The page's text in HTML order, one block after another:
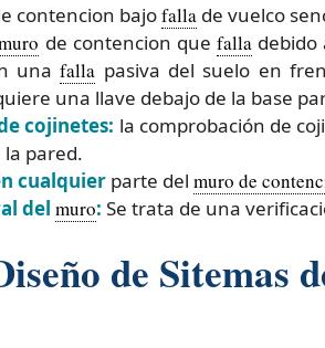
contencion bajofalla de vuelco
de contencion que falla
unafalla pasiva del suelo en
una llave debajo de la base
cojinetes: la comprobación de
pared.
cualquier parte del muro de
del muro: Se trata de una
de Sitemas